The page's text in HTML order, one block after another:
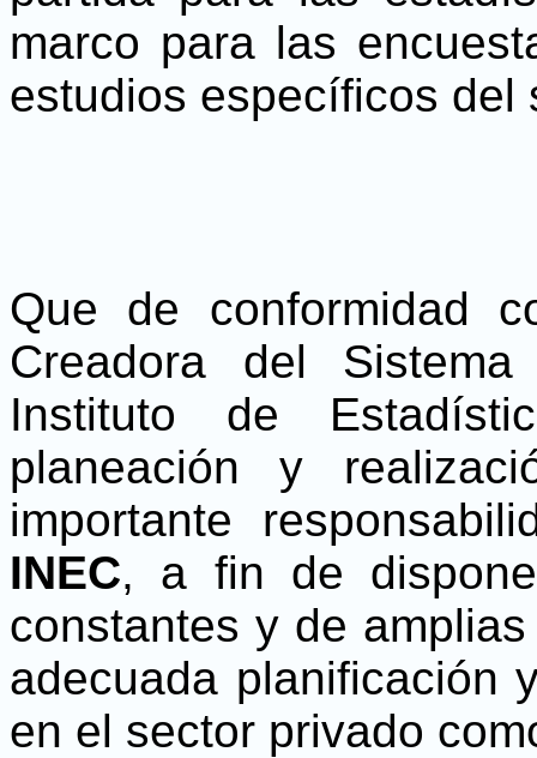
marco para las
estudios específicos del
Que de conformidad
Creadora del
Instituto de
planeación y
importante
INEC, a fin de
constantes y de
adecuada planificación
en el sector privado